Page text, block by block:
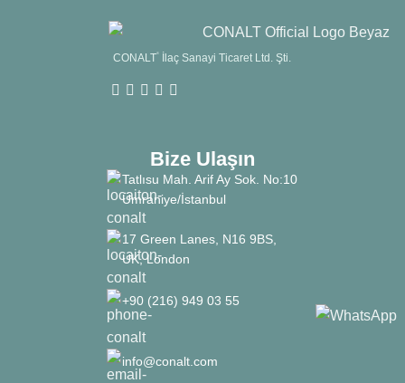
CONALT İlaç Sanayi Ticaret Ltd. Şti.
Bize Ulaşın
Tatlısu Mah. Arif Ay Sok. No:10
Ümraniye/İstanbul
17 Green Lanes, N16 9BS,
UK, London
+90 (216) 949 03 55
info@conalt.com